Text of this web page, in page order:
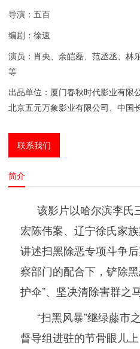
导演：五百
编剧：徐速
演员： 肖央 、余皑磊 、范丞丞 、林
等
出品单位：厦门春秋时代影业有限
北京五元万象影业有限公司、中国
联系我们
简介
该影片以哈尔滨李氏
宏陈伟案、辽宁徐氏家
讲述扫黑除恶专项斗争
察部门的配合下，铲除
护伞”、坚决清除害群之
“扫黑风暴”继绿藤市
督导组进驻的节骨眼儿